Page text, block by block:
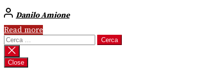
Danilo Amione
Read more
Ricerca
per:
Close